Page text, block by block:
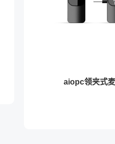
aiopc领夹式